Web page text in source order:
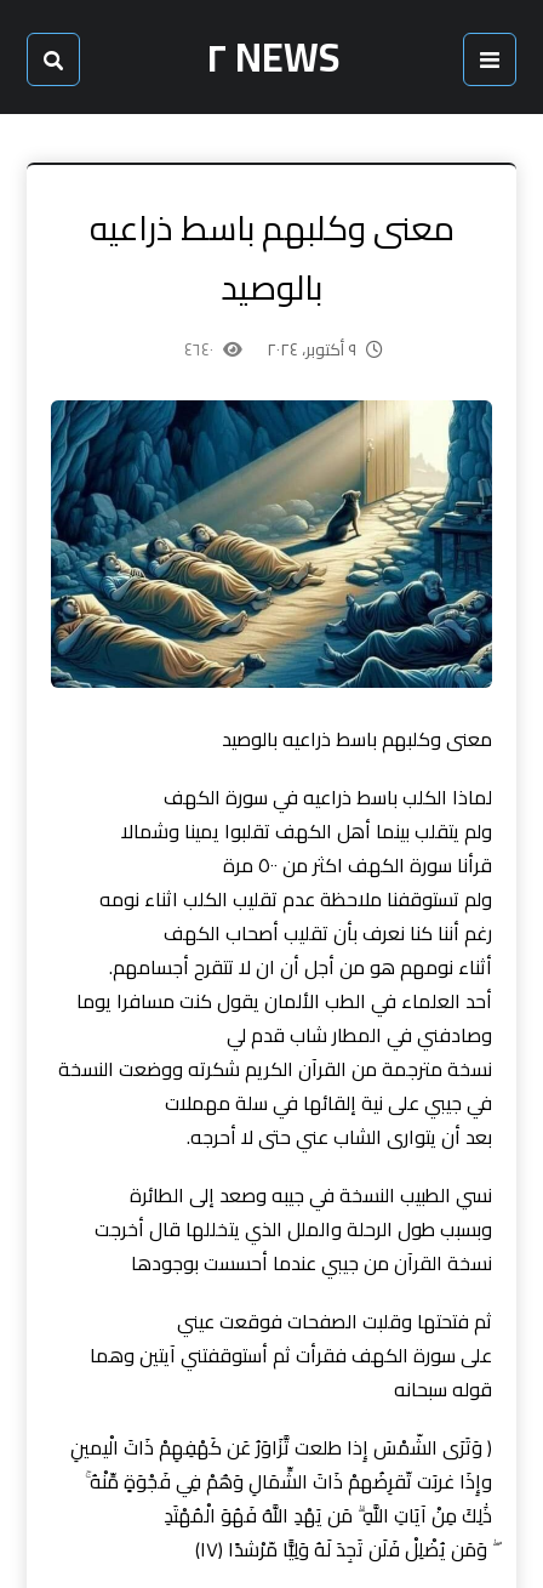
NEWS ٢
معنى وكلبهم باسط ذراعيه
بالوصيد
٩ أكتوبر، ٢٠٢٤ ٤٦٤٠
معنى وكلبهم باسط ذراعيه بالوصيد
لماذا الكلب باسط ذراعيه في سورة الكهف
ولم يتقلب بينما أهل الكهف تقلبوا يمينا وشمالا
قرأنا سورة الكهف اكثر من ٥٠٠ مرة
ولم تستوقفنا ملاحظة عدم تقليب الكلب اثناء نومه
رغم أننا كنا نعرف بأن تقليب أصحاب الكهف
أثناء نومهم هو من أجل أن ان لا تتقرح أجسامهم.
أحد العلماء في الطب الألمان يقول كنت مسافرا يوما
وصادفني في المطار شاب قدم لي
نسخة مترجمة من القرآن الكريم شكرته ووضعت النسخة
في جيبي على نية إلقائها في سلة مهملات
بعد أن يتوارى الشاب عني حتى لا أحرجه.
نسي الطبيب النسخة في جيبه وصعد إلى الطائرة
وبسبب طول الرحلة والملل الذي يتخللها قال أخرجت
نسخة القرآن من جيبي عندما أحسست بوجودها
ثم فتحتها وقلبت الصفحات فوقعت عيني
على سورة الكهف فقرأت ثم أستوقفتني آيتين وهما
‏قوله سبحانه
( وَتَرَى الشّمْسَ إِذا طلعت تَّزَاوَرُ عَن كَهْفِهِمْ ذَاتَ الْيمينِ
وإِذَا غربَت تّقرِضُهمْ ذَاتَ الشِّمَالِ وَهُمْ فِي فَجْوَةٍ مِّنْهُ ۚ
ذَٰلِكَ مِنْ آيَاتِ اللَّهِ ۗ مَن يَهْدِ اللَّهُ فَهُوَ الْمُهْتَدِ
ۖ وَمَن يُضْلِلْ فَلَن تَجِدَ لَهُ وَلِيًّا مّرْشدًا (١٧)